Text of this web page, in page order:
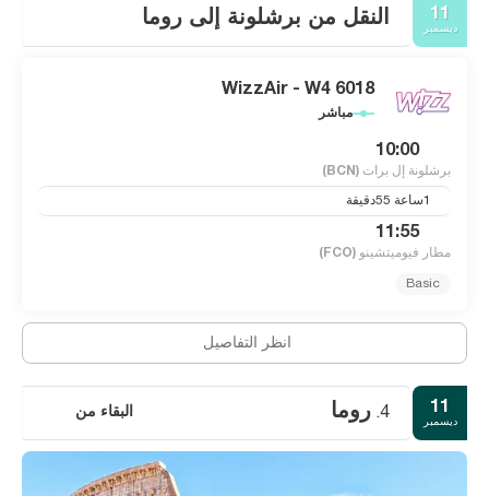
11
ديسمبر النقل من برشلونة إلى روما
WizzAir - W4 6018
مباشر
10:00
برشلونة إل برات (BCN)
11:55
مطار فيوميتشينو (FCO)
Basic
انظر التفاصيل
11
ديسمبر 4. روما البقاء من